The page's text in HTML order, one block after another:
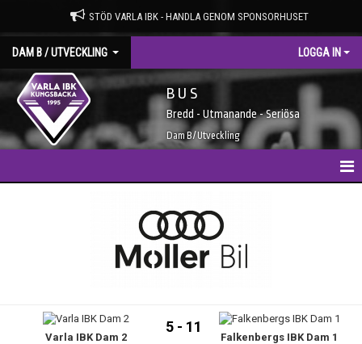
STÖD VARLA IBK - HANDLA GENOM SPONSORHUSET
DAM B / UTVECKLING LOGGA IN
B U S
Bredd - Utmanande - Seriösa
Dam B / Utveckling
MATCHERVarla IBK Dam 2
5 - 11
Falkenbergs IBK Dam 1